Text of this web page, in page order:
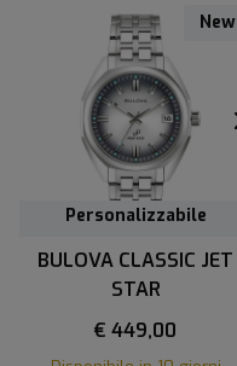
Personalizzabile
Personalizzabile
New
BULOVA CLASSIC JET
STAR
€ 449,00